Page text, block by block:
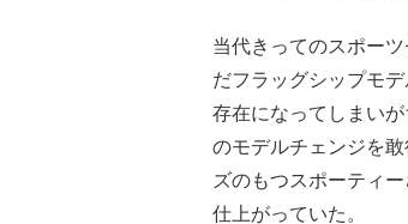
当代きってのスポー
だフラッグシップモ
存在になってしまいが
のモデルチェンジを
ズのもつスポーティ
仕上がっていた。